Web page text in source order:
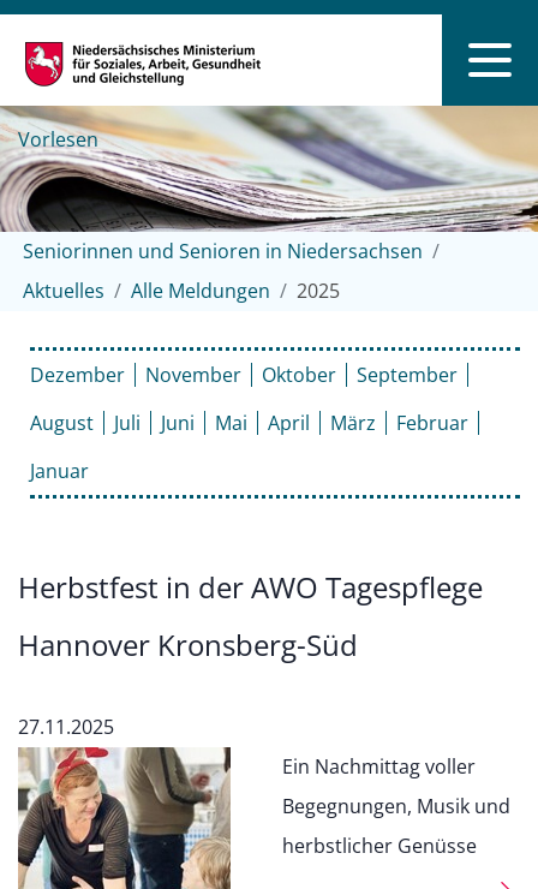
Vorlesen
Seniorinnen und Senioren in Niedersachsen
Aktuelles
Alle Meldungen 2025
Dezember November Oktober
September
August
Juli Juni Mai April März
Februar
Januar
Herbstfest in der AWO Tagespflege
Hannover Kronsberg-Süd
27.11.2025
Ein Nachmittag voller
Begegnungen, Musik und
herbstlicher Genüsse